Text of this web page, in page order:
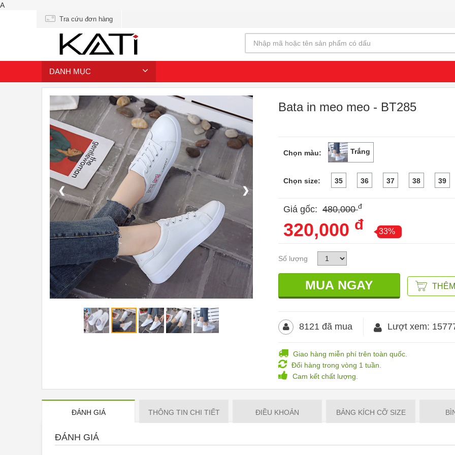
A
Tra cứu đơn hàng
DANH MỤC
❮ ❯
Bata in meo meo - BT285
Chọn màu: Trắng
Chọn size: 35 36 37 38 39
Giá gốc: 480,000đ
320,000 đ 33%
Số lượng
8121 đã mua Lượt xem:
Giao hàng miễn phí trên toàn quốc.
Đổi hàng trong vòng 1 tuần.
Cam kết chất lượng.
ĐÁNH GIÁ THÔNG TIN CHI TIẾT ĐIỀU KHOẢN BẢNG KÍCH CỠ SIZE
ĐÁNH GIÁ